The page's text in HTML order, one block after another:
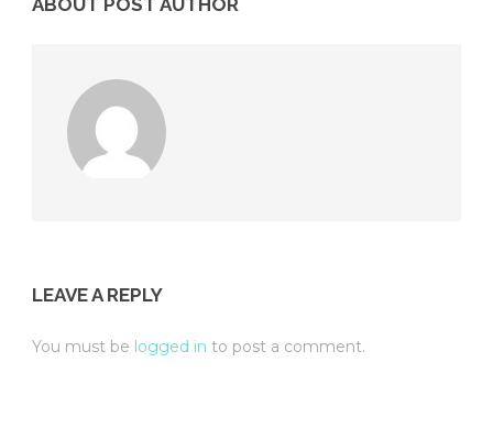
LEAVE A REPLY
You must be logged in to post a comment.